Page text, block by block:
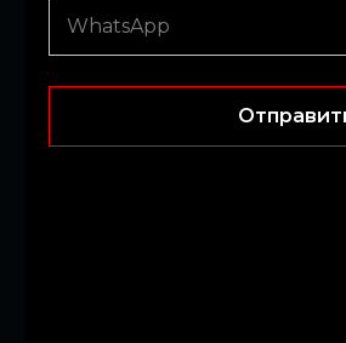
Popular
Submit